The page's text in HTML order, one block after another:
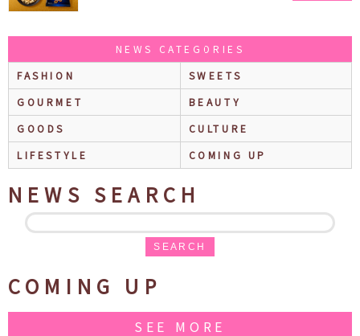
NEWS CATEGORIES
FASHION
SWEETS
GOURMET
BEAUTY
GOODS
CULTURE
LIFESTYLE
COMING UP
NEWS SEARCH
SEARCH
COMING UP
SEE MORE